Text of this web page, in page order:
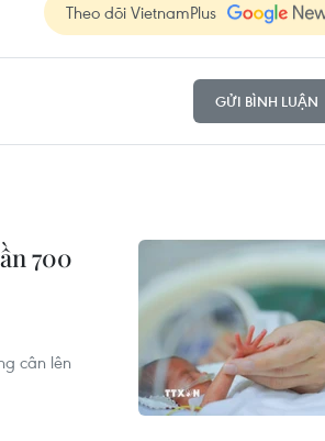
Theo dõi VietnamPlus
GỬI BÌNH LUẬN
700
cân lên